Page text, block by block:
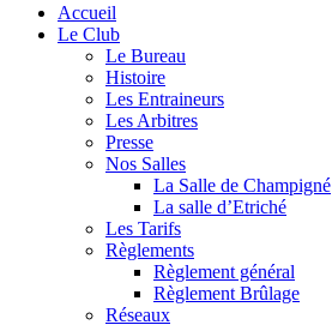
Accueil
Le Club
Le Bureau
Histoire
Les Entraineurs
Les Arbitres
Presse
Nos Salles
La Salle de Champigné
La salle d’Etriché
Les Tarifs
Règlements
Règlement général
Règlement Brûlage
Réseaux